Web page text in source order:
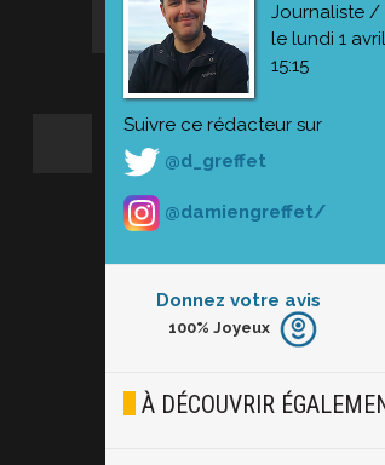
Journaliste /
le lundi 1
15:15
Suivre ce rédacteur sur
@d_greffet
@damiengreffet/
Donnez votre avis
Furieux
100% Joyeux
À DÉCOUVRIR